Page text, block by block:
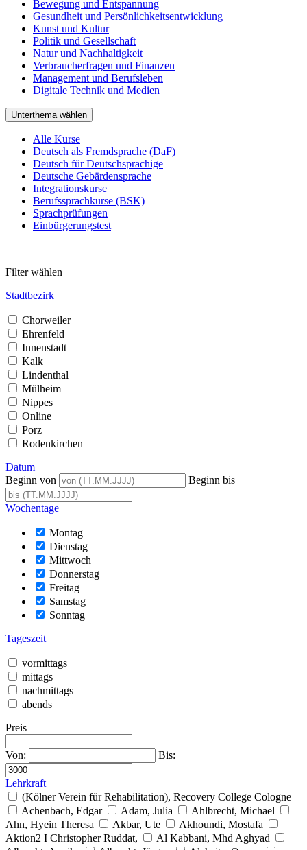
Bewegung und Entspannung
Gesundheit und Persönlichkeitsentwicklung
Kunst und Kultur
Politik und Gesellschaft
Natur und Nachhaltigkeit
Verbraucherfragen und Finanzen
Management und Berufsleben
Digitale Technik und Medien
Unterthema wählen
Alle Kurse
Deutsch als Fremdsprache (DaF)
Deutsch für Deutschsprachige
Deutsche Gebärdensprache
Integrationskurse
Berufssprachkurse (BSK)
Sprachprüfungen
Einbürgerungstest
Filter wählen
Stadtbezirk
Chorweiler
Ehrenfeld
Innenstadt
Kalk
Lindenthal
Mülheim
Nippes
Online
Porz
Rodenkirchen
Datum
Beginn von
Beginn bis
Wochentage
Montag
Dienstag
Mittwoch
Donnerstag
Freitag
Samstag
Sonntag
Tageszeit
vormittags
mittags
nachmittags
abends
Preis
Von: Bis:
Lehrkraft
(Kölner Verein für Rehabilitation), Recovery College Cologne
Achenbach, Edgar
Adam, Julia
Ahlbrecht, Michael
Ahn, Hyein Theresa
Akbar, Ute
Akhoundi, Mostafa
Aktion2 I Christopher Ruddat,
Al Kabbani, Mhd Aghyad